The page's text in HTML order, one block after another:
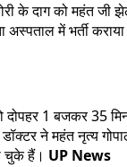
के दाग को महंत जी
में भर्ती कराया
1 बजकर 35
ने महंत नृत्य
चुके हैं। UP News